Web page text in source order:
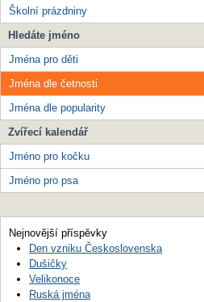
Školní prázdniny
Hledáte jméno
Jména pro děti
Jména dle četnosti
Jména dle popularity
Zvířecí kalendář
Jméno pro kočku
Jméno pro psa
Nejnovější příspěvky
Den vzniku Československa
Dušičky
Velikonoce
Ruská jména